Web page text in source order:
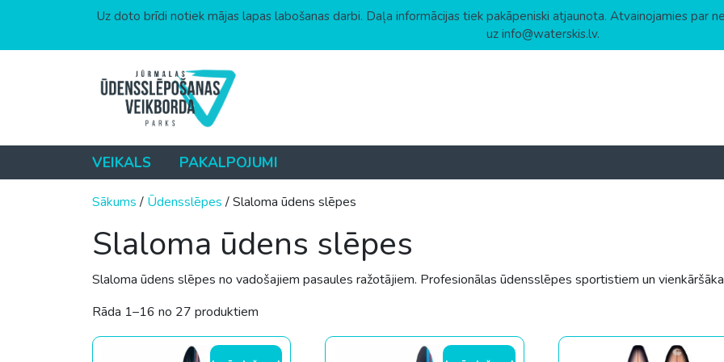
Uz doto brīdi notiek mājas lapas labošanas darbi. Daļa informācijas tiek pakāpeniski atjaunota. Atvainojamies par
uz info@waterskis.lv.
VEIKALS PAKALPOJUMI
Sākums/ Ūdensslēpes/ Slaloma ūdens slēpes
Slaloma ūdens slēpes
Slaloma ūdens slēpes no vadošajiem pasaules ražotājiem. Profesionālas ūdensslēpes sportistiem un
Rāda 1–16 no 27 produktiem